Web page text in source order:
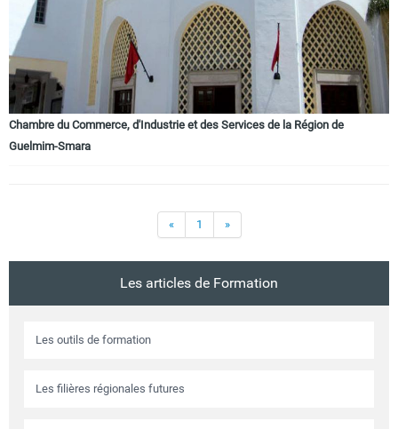
Chambre du Commerce, d'Industrie et des Services de la Région de
Guelmim-Smara
« 1 »
Les articles de Formation
Les outils de formation
Les filières régionales futures